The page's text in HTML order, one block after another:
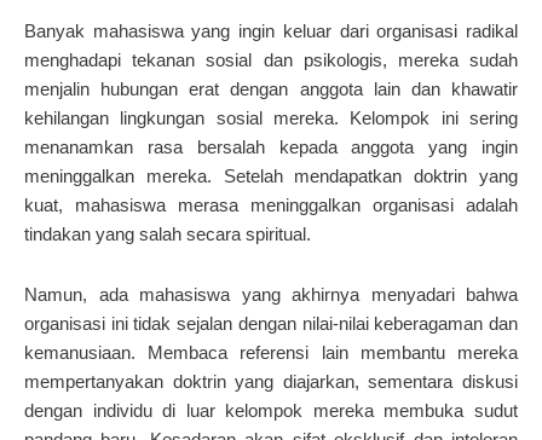
Banyak mahasiswa yang ingin keluar dari organisasi radikal
menghadapi tekanan sosial dan psikologis, mereka sudah
menjalin hubungan erat dengan anggota lain dan khawatir
kehilangan lingkungan sosial mereka. Kelompok ini sering
menanamkan rasa bersalah kepada anggota yang ingin
meninggalkan mereka. Setelah mendapatkan doktrin yang
kuat, mahasiswa merasa meninggalkan organisasi adalah
tindakan yang salah secara spiritual.
Namun, ada mahasiswa yang akhirnya menyadari bahwa
organisasi ini tidak sejalan dengan nilai-nilai keberagaman dan
kemanusiaan. Membaca referensi lain membantu mereka
mempertanyakan doktrin yang diajarkan, sementara diskusi
dengan individu di luar kelompok mereka membuka sudut